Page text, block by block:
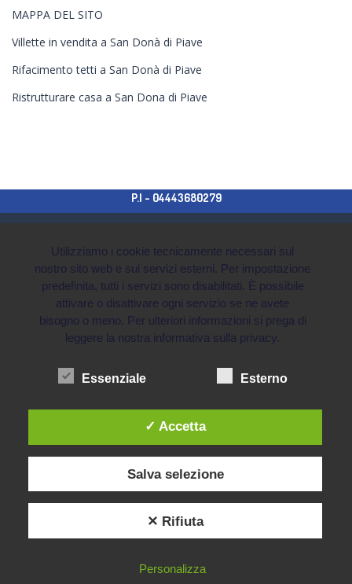
MAPPA DEL SITO
Villette in vendita a San Donà di Piave
Rifacimento tetti a San Donà di Piave
Ristrutturare casa a San Dona di Piave
P.I - 04443680279
Utilizziamo i cookie tecnicamente necessari sul
nostro sito web e sui servizi esterni. Per impostazione
predefinita, tutti i servizi sono disabilitati. È possibile
attivare o disattivare ogni servizio se ne avete
bisogno o meno. Per ulteriori informazioni si prega di
leggere la nostra informativa sulla privacy.
Essenziale Esterno
✓ Accetta
Salva selezione
✕ Rifiuta
Personalizza